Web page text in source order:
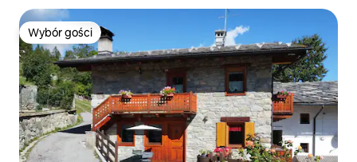
Wybór gości
Wybór gości